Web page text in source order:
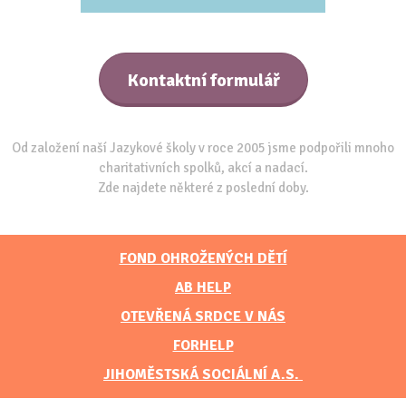
Kontaktní formulář
Od založení naší Jazykové školy v roce 2005 jsme podpořili mnoho
charitativních spolků, akcí a nadací.
Zde najdete některé z poslední doby.
FOND OHROŽENÝCH DĚTÍ
AB HELP
OTEVŘENÁ SRDCE V NÁS
FORHELP
JIHOMĚSTSKÁ SOCIÁLNÍ A.S.